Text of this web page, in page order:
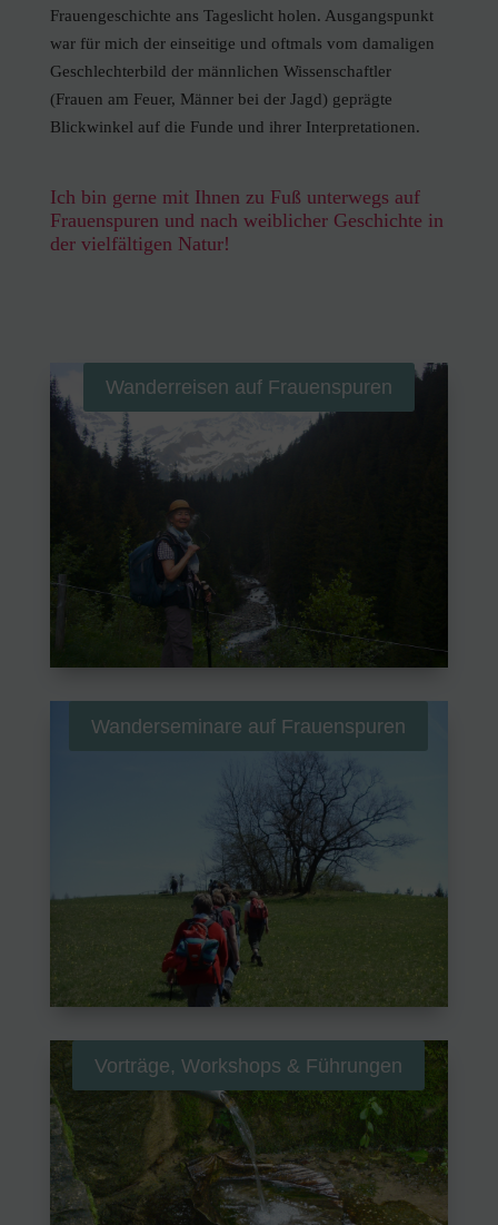
Frauengeschichte ans Tageslicht holen. Ausgangspunkt
war für mich der einseitige und oftmals vom damaligen
Geschlechterbild der männlichen Wissenschaftler
(Frauen am Feuer, Männer bei der Jagd) geprägte
Blickwinkel auf die Funde und ihrer Interpretationen.
Ich bin gerne mit Ihnen zu Fuß unterwegs auf
Frauenspuren und nach weiblicher Geschichte in
der vielfältigen Natur!
Wanderreisen auf Frauenspuren
Wanderseminare auf Frauenspuren
Vorträge, Workshops & Führungen